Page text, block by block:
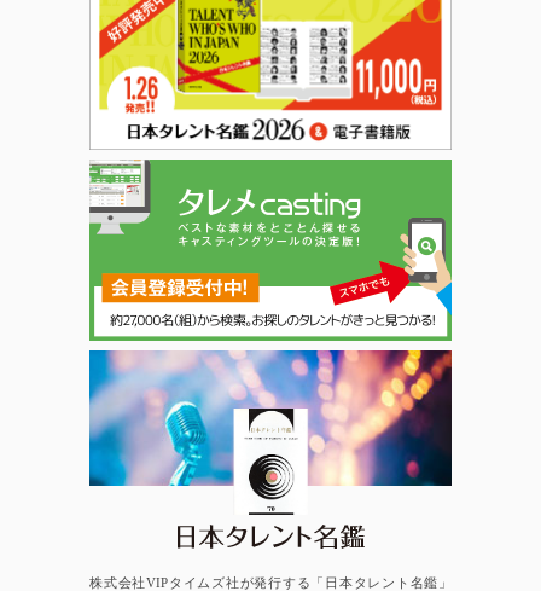
日本タレント名鑑
株式会社VIPタイムズ社が発行する「日本タレント名鑑」